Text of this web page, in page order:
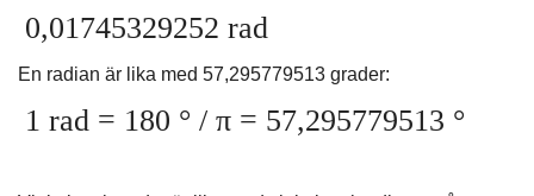
0,01745329252 rad
En radian är lika med 57,295779513 grader:
1 rad = 180 ° / π = 57,295779513 °